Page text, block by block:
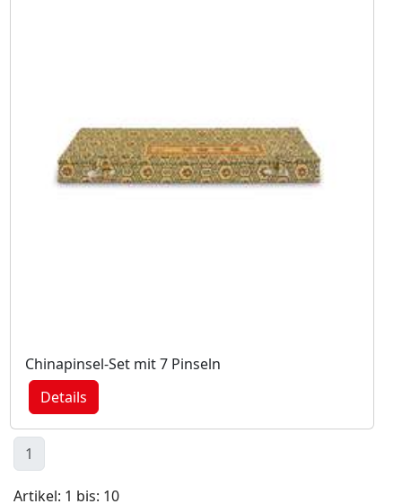
Chinapinsel-Set mit 7 Pinseln
Details
1
Artikel: 1 bis: 10